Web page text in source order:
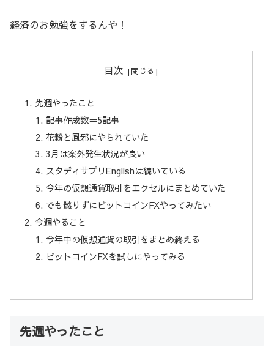
経済のお勉強をするんや！
目次
先週やったこと
記事作成数＝5記事
花粉と風邪にやられていた
3月は案外発生状況が良い
スタディサプリEnglishは続いている
今年の仮想通貨取引をエクセルにまとめていた
でも懲りずにビットコインFXやってみたい
今週やること
今年中の仮想通貨の取引をまとめ終える
ビットコインFXを試しにやってみる
先週やったこと